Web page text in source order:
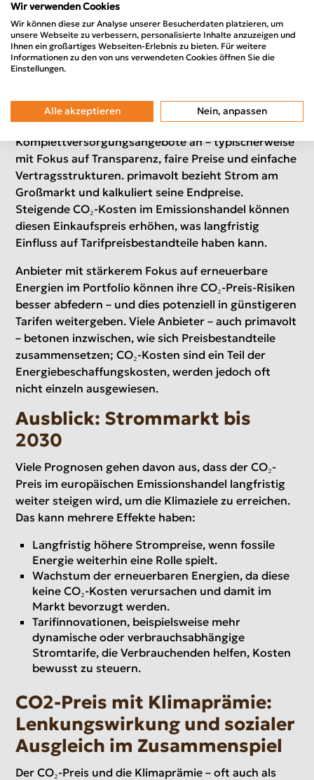
Photovoltaik oder anderen erneuerbaren Quellen
profitieren noch stärker, da der CO₂-Preis bei
selbsterzeugtem Strom keine Rolle spielt.
Bedeutung für Stromtarife bei
Anbietern wie primavolt
primavolt bietetStromtarifeals Teil seiner
Komplettversorgungsangebote an – typischerweise
mit Fokus auf Transparenz, faire Preise und einfache
Vertragsstrukturen. primavolt bezieht Strom am
Großmarkt und kalkuliert seine Endpreise.
Steigende CO₂-Kosten im Emissionshandel können
diesen Einkaufspreis erhöhen, was langfristig
Einfluss auf Tarifpreisbestandteile haben kann.
Anbieter mit stärkerem Fokus auf erneuerbare
Energien im Portfolio können ihre CO₂-Preis-Risiken
besser abfedern – und dies potenziell in günstigeren
Tarifen weitergeben. Viele Anbieter – auch primavolt
– betonen inzwischen, wie sich Preisbestandteile
zusammensetzen; CO₂-Kosten sind ein Teil der
Energiebeschaffungskosten, werden jedoch oft
nicht einzeln ausgewiesen.
Ausblick: Strommarkt bis
2030
Viele Prognosen gehen davon aus, dass der CO₂-
Preis im europäischen Emissionshandel langfristig
weiter steigen wird, um die Klimaziele zu erreichen.
Das kann mehrere Effekte haben:
Langfristig höhere Strompreise, wenn fossile
Energie weiterhin eine Rolle spielt.
Wachstum der erneuerbaren Energien, da diese
keine CO₂-Kosten verursachen und damit im
Markt bevorzugt werden.
Tarifinnovationen, beispielsweise mehr
dynamische oder verbrauchsabhängige
Stromtarife, die Verbrauchenden helfen, Kosten
bewusst zu steuern.
CO2-Preis mit Klimaprämie:
Lenkungswirkung und sozialer
Ausgleich im Zusammenspiel
Der CO₂-Preis und die Klimaprämie – oft auch als
Wir verwenden Cookies
Wir können diese zur Analyse unserer Besucherdaten platzieren, um
unsere Webseite zu verbessern, personalisierte Inhalte anzuzeigen und
Ihnen ein großartiges Webseiten-Erlebnis zu bieten. Für weitere
Informationen zu den von uns verwendeten Cookies öffnen Sie die
Einstellungen.
Alle akzeptieren Nein, anpassen